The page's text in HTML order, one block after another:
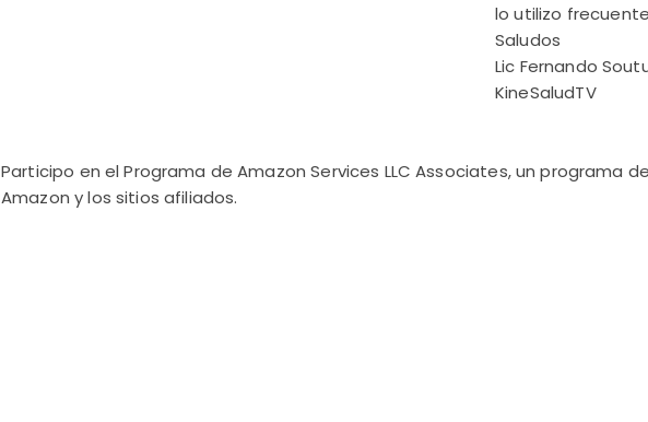
lo utilizo
Saludos
Lic Fernando
KineSaludTV
Participo en el Programa de Amazon Services LLC Associates, un
Amazon y los sitios afiliados.